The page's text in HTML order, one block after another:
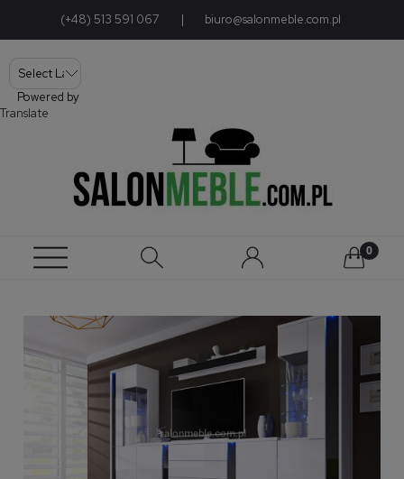
(+48) 513 591 067 | biuro@salonmeble.com.pl
Powered by
Translate